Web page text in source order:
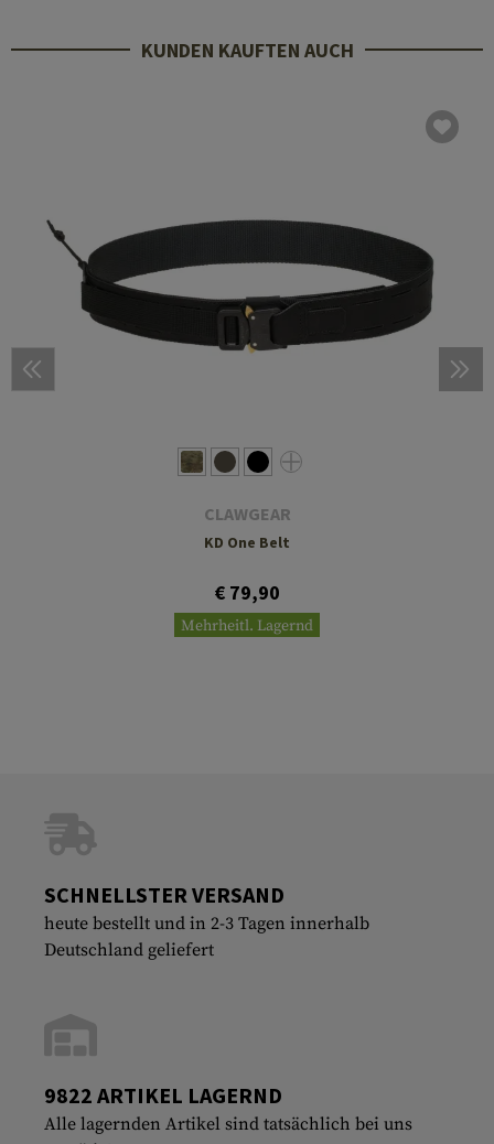
KUNDEN KAUFTEN AUCH
CLAWGEAR
KD One Belt
€ 79,90
Mehrheitl. Lagernd
SCHNELLSTER VERSAND
heute bestellt und in 2-3 Tagen innerhalb
Deutschland geliefert
9822 ARTIKEL LAGERND
Alle lagernden Artikel sind tatsächlich bei uns